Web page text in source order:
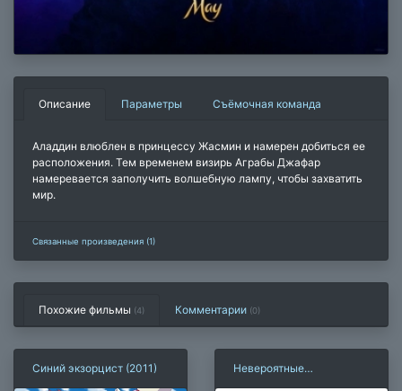
Описание Параметры Съёмочная команда
Аладдин влюблен в принцессу Жасмин и намерен добиться ее
расположения. Тем временем визирь Аграбы Джафар
намеревается заполучить волшебную лампу, чтобы захватить
мир.
Связанные произведения (1)
Похожие фильмы (4) Комментарии (0)
Синий экзорцист (2011)
Невероятные